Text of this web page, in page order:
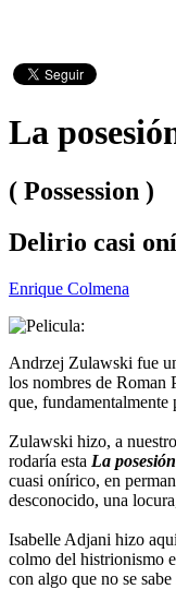
La
( Possession )
Delirio casi
Enrique Colmena
Andrzej Zulawski fue
los nombres de Roman
que, fundamentalmente
Zulawski hizo, a
rodaría esta La posesión
cuasi onírico, en
desconocido, una
Isabelle Adjani hizo
colmo del histrionismo
con algo que no se